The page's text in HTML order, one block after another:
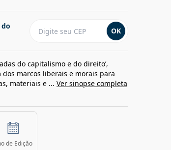
do
OK
do capitalismo e do direito’,
dos marcos liberais e morais para
materiais e ... Ver sinopse completa
de Edição